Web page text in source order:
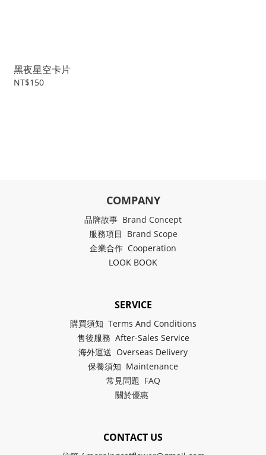
黑夜星空卡片
NT$150
COMPANY
品牌故事 Brand Concept
服務項目 Brand Scope
企業合作 Cooperation
LOOK BOOK
SERVICE
購買須知 Terms And Conditions
售後服務 After-Sales Service
海外運送 Overseas Delivery
保養須知 Maintenance
常見問題 FAQ
關於優惠
CONTACT US